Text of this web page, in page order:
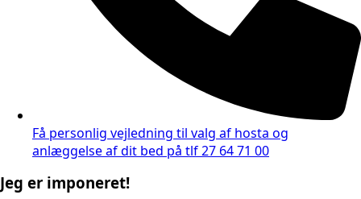
Få personlig vejledning til valg af hosta og
anlæggelse af dit bed på tlf 27 64 71 00
Jeg er imponeret!